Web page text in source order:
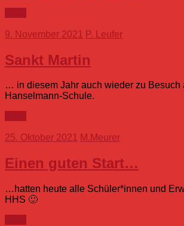
9. November 2021 P. Leufer
Sankt Martin
… in diesem Jahr auch wieder zu Besuch
Hanselmann-Schule.
25. Oktober 2021 M.Meurer
Einen guten Start…
…hatten heute alle Schüler*innen und
HHS 🙂